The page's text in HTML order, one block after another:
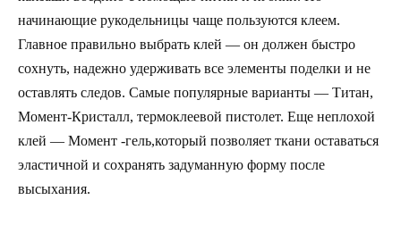
начинающие рукодельницы чаще пользуются клеем.
Главное правильно выбрать клей — он должен быстро
сохнуть, надежно удерживать все элементы поделки и не
оставлять следов. Самые популярные варианты — Титан,
Момент-Кристалл, термоклеевой пистолет. Еще неплохой
клей — Момент -гель,который позволяет ткани оставаться
эластичной и сохранять задуманную форму после
высыхания.